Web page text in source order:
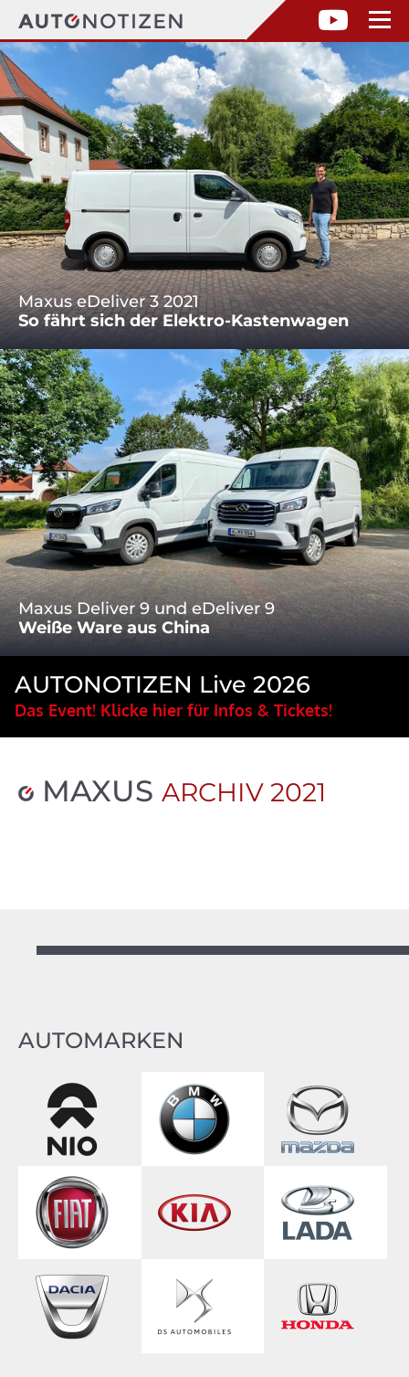
Maxus eDeliver 3 2021
So fährt sich der Elektro-Kastenwagen
Maxus Deliver 9 und eDeliver 9
Weiße Ware aus China
AUTONOTIZEN Live 2026
Das Event! Klicke hier für Infos & Tickets!
MAXUS ARCHIV 2021
AUTOMARKEN